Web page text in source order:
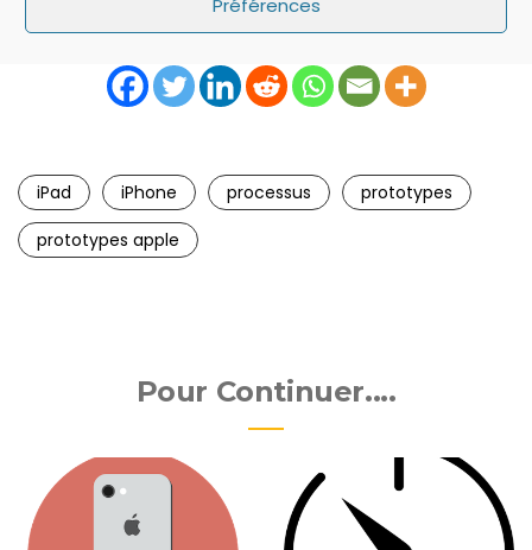
Préférences
iPad iPhone processus
prototypes
prototypes apple
Pour Continuer....